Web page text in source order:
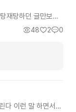
재탕하던 글만보다
예전에 구모시기작
거보고 그작가 글
48 2 0
다 이런 말 하면서